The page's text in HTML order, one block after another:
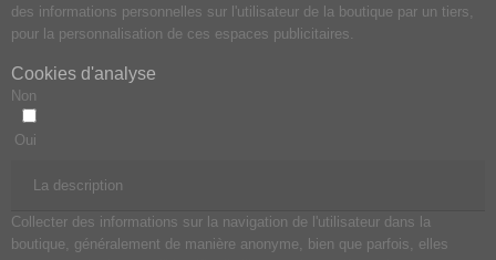
des informations personnelles sur l'utilisateur de la boutique par un tiers,
pour la personnalisation de ces espaces publicitaires.
Cookies d'analyse
Non
Oui
La description
Collecter des informations sur la navigation de l'utilisateur dans la
boutique, généralement de manière anonyme, bien que parfois, elles